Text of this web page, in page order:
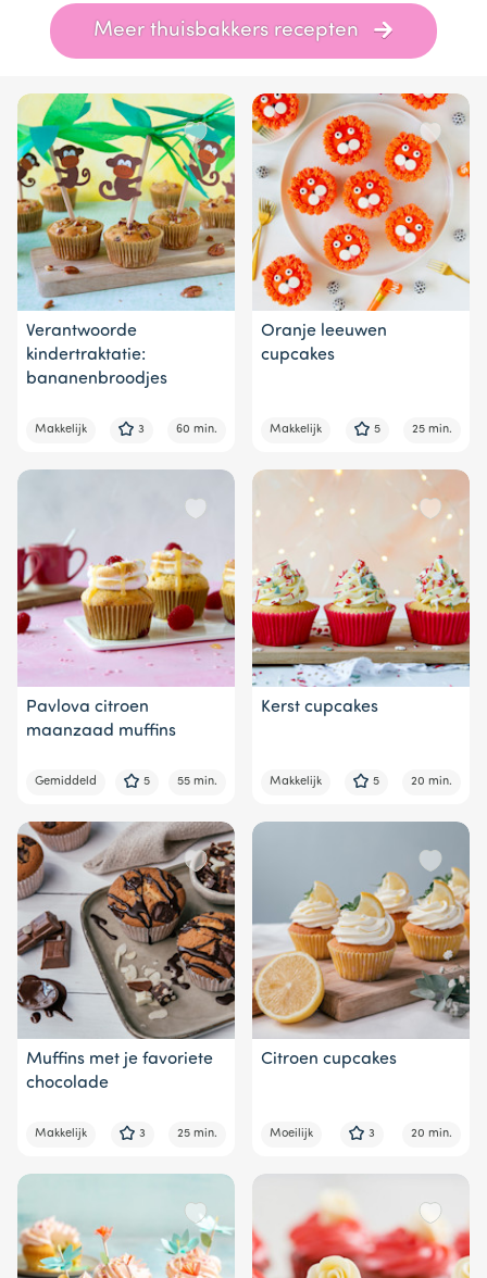
Meer thuisbakkers recepten
Verantwoorde
kindertraktatie:
bananenbroodjes
Makkelijk 3 60 min.
Oranje leeuwen
cupcakes
Makkelijk 5 25 min.
Pavlova citroen
maanzaad muffins
Gemiddeld 5 55 min.
Kerst cupcakes
Makkelijk 5 20 min.
Muffins met je favoriete
chocolade
Makkelijk 3 25 min.
Citroen cupcakes
Moeilijk 3 20 min.